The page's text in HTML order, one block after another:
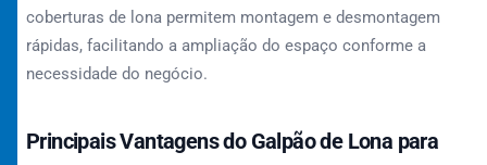
coberturas de lona permitem montagem e desmontagem
rápidas, facilitando a ampliação do espaço conforme a
necessidade do negócio.
Principais Vantagens do Galpão de Lona para